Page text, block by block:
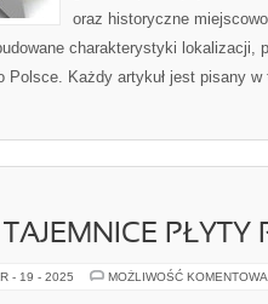
oraz historyczne
charakterystyki lokalizacji,
Polsce. Każdy artykuł jest pisany
PŁYTY
- 19 - 2025 MOŻLIWOŚĆ